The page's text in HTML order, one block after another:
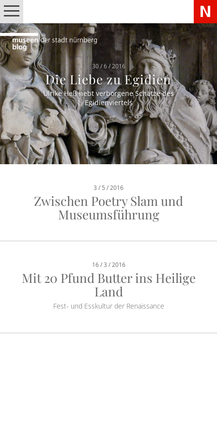
30 / 6 / 2016
Die Liebe zu Egidien
Ulrike Heß hebt verborgene Schätze des
Egidienviertels
3 / 5 / 2016
Zwischen Poetry Slam und
Museumsführung
16 / 3 / 2016
Mit 20 Pfund Butter ins Heilige
Land
Fest- und Esskultur der Renaissance